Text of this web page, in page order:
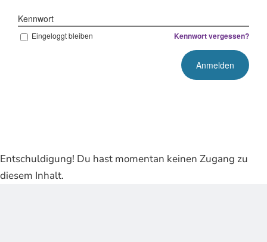
Kennwort
Eingeloggt bleiben Kennwort vergessen?
Entschuldigung! Du hast momentan keinen Zugang zu
diesem Inhalt.